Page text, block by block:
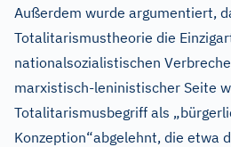
Außerdem wurde argumentiert,
Totalitarismustheorie die
nationalsozialistischen
marxistisch-leninistischer Seite
Totalitarismusbegriff als
Konzeption“abgelehnt, die etwa